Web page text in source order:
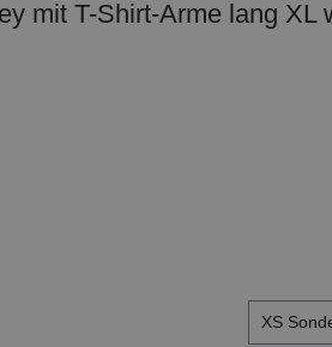
mit T-Shirt-Arme lang XL
XS